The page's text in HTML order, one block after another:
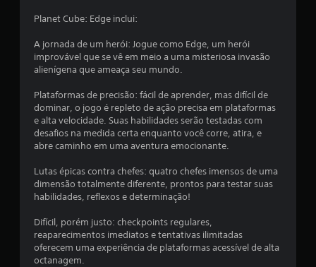
s
Planet Cube: Edge inclui:
A jornada de um herói: Jogue como Edge, um herói
improvável que se vê em meio a uma misteriosa invasão
alienígena que ameaça seu mundo.
Plataformas de precisão: fácil de aprender, mas difícil de
dominar, o jogo é repleto de ação precisa em plataformas
e alta velocidade. Suas habilidades serão testadas com
desafios na medida certa enquanto você corre, atira, e
abre caminho em uma aventura emocionante.
Lutas épicas contra chefes: quatro chefes imensos de uma
dimensão totalmente diferente, prontos para testar suas
habilidades, reflexos e determinação!
Difícil, porém justo: checkpoints regulares,
reaparecimentos imediatos e tentativas ilimitadas
oferecem uma experiência de plataformas acessível de alta
octanagem.